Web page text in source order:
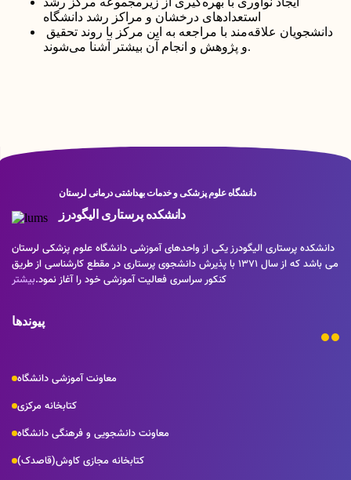
استعدادهای درخشان و مراکز رشد دانشگاه
و پژوهش و انجام آن بیشتر آشنا می‌شوند.
دانشگاه علوم پزشکی و خدمات بهداشتی درمانی لرستان
دانشکده پرستاری الیگودرز
دانشکده پرستاری الیگودرز یکی از واحدهای آموزشی دانشگاه علوم پزشکی لرستان
می باشد که از سال 1371 با پذیرش دانشجوی پرستاری در مقطع کارشناسی از طریق
کنکور سراسری فعالیت آموزشی خود را آغاز نمود.بیشتر
پیوندها
معاونت آموزشی دانشگاه
کتابخانه مرکزی
معاونت دانشجویی و فرهنگی دانشگاه
کتابخانه مجازی کاوش(قاصدک)